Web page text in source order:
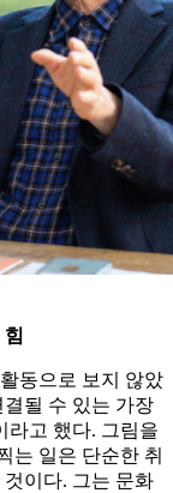
동으로 보지 않았
될 수 있는 가장
라고 했다. 그림을
는 일은 단순한 취
이다. 그는 문화